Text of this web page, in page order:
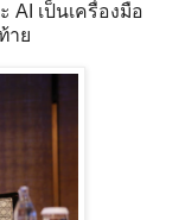
AI เป็นเครื่องมือ
าย